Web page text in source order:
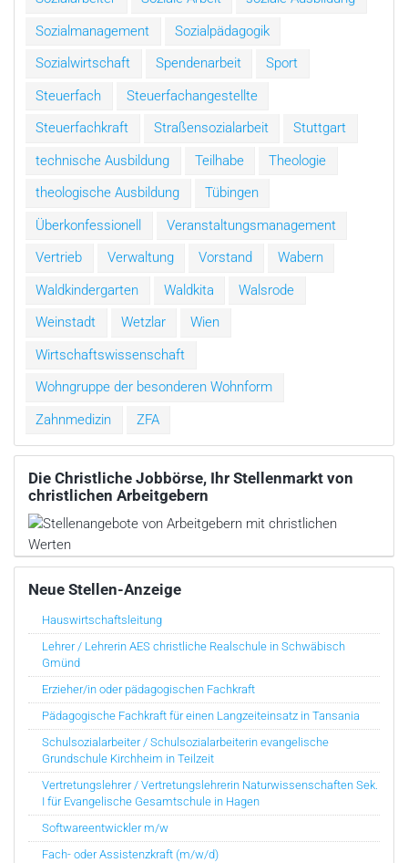
Sozialmanagement
Sozialpädagogik
Sozialwirtschaft
Spendenarbeit
Sport
Steuerfach
Steuerfachangestellte
Steuerfachkraft
Straßensozialarbeit
Stuttgart
technische Ausbildung
Teilhabe
Theologie
theologische Ausbildung
Tübingen
Überkonfessionell
Veranstaltungsmanagement
Vertrieb
Verwaltung Vorstand
Wabern
Waldkindergarten
Waldkita
Walsrode
Weinstadt
Wetzlar
Wien
Wirtschaftswissenschaft
Wohngruppe der besonderen Wohnform
Zahnmedizin
ZFA
Die Christliche Jobbörse, Ihr Stellenmarkt von
christlichen Arbeitgebern
Neue Stellen-Anzeige
Hauswirtschaftsleitung
Lehrer / Lehrerin AES christliche Realschule in Schwäbisch
Gmünd
Erzieher/in oder pädagogischen Fachkraft
Pädagogische Fachkraft für einen Langzeiteinsatz in Tansania
Schulsozialarbeiter / Schulsozialarbeiterin evangelische
Grundschule Kirchheim in Teilzeit
Vertretungslehrer / Vertretungslehrerin Naturwissenschaften Sek.
I für Evangelische Gesamtschule in Hagen
Softwareentwickler m/w
Fach- oder Assistenzkraft (m/w/d)